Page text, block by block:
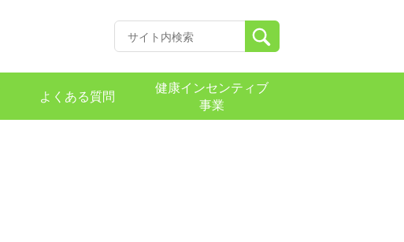
よくある質問
健康インセンティブ
事業